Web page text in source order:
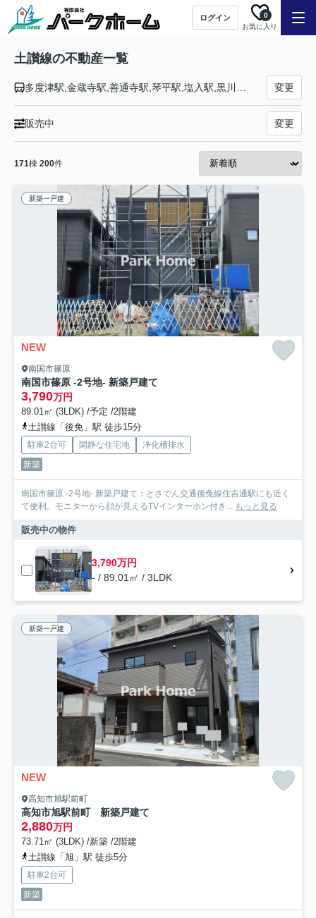
ログイン
お気に入り
0
土讃線の不動産一覧
変更
販売中 変更
171棟 200件
新築一戸建
NEW
南国市篠原
南国市篠原 -2号地- 新築戸建て
3,790万円
89.01㎡ (3LDK) /予定 /2階建
土讃線「後免」駅 徒歩15分
駐車2台可 閑静な住宅地
浄化槽排水
新築
南国市篠原 -2号地- 新築戸建て：とさでん交通後免線住吉通駅にも近く
て便利。モニターから顔が見えるTVインターホン付き... もっと見る
販売中の物件
3,790万円
- / 89.01㎡ / 3LDK
新築一戸建
NEW
高知市旭駅前町
高知市旭駅前町 新築戸建て
2,880万円
73.71㎡ (3LDK) /新築 /2階建
土讃線「旭」駅 徒歩5分
駐車2台可
新築